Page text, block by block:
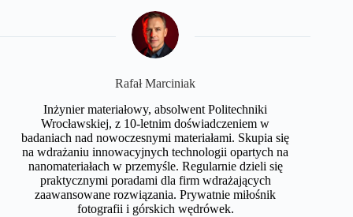
Rafał Marciniak
Inżynier materiałowy, absolwent Politechniki
Wrocławskiej, z 10-letnim doświadczeniem w
badaniach nad nowoczesnymi materiałami. Skupia się
na wdrażaniu innowacyjnych technologii opartych na
nanomateriałach w przemyśle. Regularnie dzieli się
praktycznymi poradami dla firm wdrażających
zaawansowane rozwiązania. Prywatnie miłośnik
fotografii i górskich wędrówek.